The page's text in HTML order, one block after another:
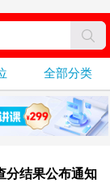
全部分类
分结果公布通知